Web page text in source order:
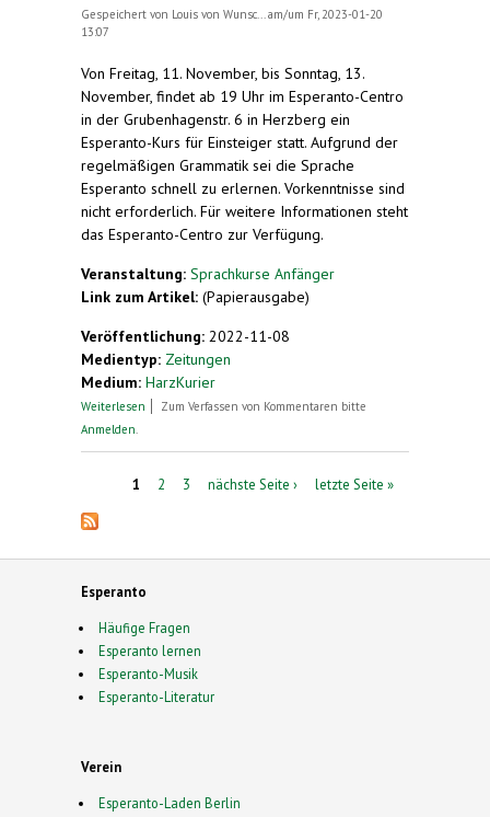
Gespeichert von Louis von Wunsc...
am/um Fr, 2023-01-20
13:07
Von Freitag, 11. November, bis Sonntag, 13.
November, findet ab 19 Uhr im Esperanto-Centro
in der Grubenhagenstr. 6 in Herzberg ein
Esperanto-Kurs für Einsteiger statt. Aufgrund der
regelmäßigen Grammatik sei die Sprache
Esperanto schnell zu erlernen. Vorkenntnisse sind
nicht erforderlich. Für weitere Informationen steht
das Esperanto-Centro zur Verfügung.
Veranstaltung: Sprachkurse Anfänger
Link zum Artikel: (Papierausgabe)
Veröffentlichung: 2022-11-08
Medientyp: Zeitungen
Medium: HarzKurier
Weiterlesen über Esperanto-Kurs für Einsteiger
Zum Verfassen von Kommentaren bitte
Anmelden
Seiten1 2 3 nächste Seite › letzte Seite »
Esperanto
Häufige Fragen
Esperanto lernen
Esperanto-Musik
Esperanto-Literatur
Verein
Esperanto-Laden Berlin